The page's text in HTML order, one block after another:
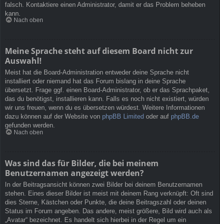
falsch. Kontaktiere einen Administrator, damit er das Problem beheben
kann.
Nach oben
Meine Sprache steht auf diesem Board nicht zur
Auswahl!
Meist hat die Board-Administration entweder deine Sprache nicht
installiert oder niemand hat das Forum bislang in deine Sprache
übersetzt. Frage ggf. einen Board-Administrator, ob er das Sprachpaket,
das du benötigst, installieren kann. Falls es noch nicht existiert, würden
wir uns freuen, wenn du es übersetzen würdest. Weitere Informationen
dazu können auf der Website von phpBB Limited oder auf phpBB.de
gefunden werden.
Nach oben
Was sind das für Bilder, die bei meinem
Benutzernamen angezeigt werden?
In der Beitragsansicht können zwei Bilder bei deinem Benutzernamen
stehen. Eines dieser Bilder ist meist mit deinem Rang verknüpft: Oft sind
dies Sterne, Kästchen oder Punkte, die deine Beitragszahl oder deinen
Status im Forum angeben. Das andere, meist größere, Bild wird auch als
„Avatar“ bezeichnet. Es handelt sich hierbei in der Regel um ein